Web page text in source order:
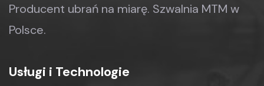
Producent ubrań na miarę. Szwalnia MTM w
Polsce.
Usługi i Technologie